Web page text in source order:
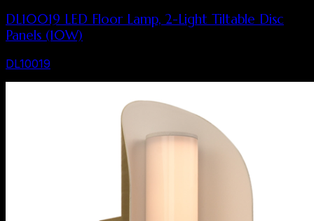
DL10019 LED Floor Lamp, 2-Light Tiltable Disc
Panels (10W)
DL10019